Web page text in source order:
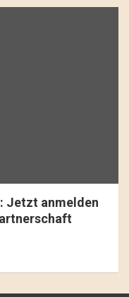
Jetzt anmelden